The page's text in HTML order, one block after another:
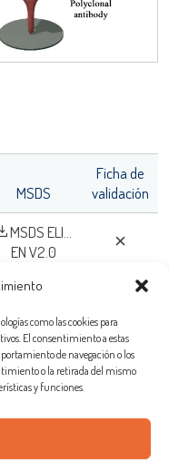
como las cookies para
El consentimiento a estas
de navegación o los
o la retirada del mismo
y funciones.
MSDS
Ficha de
validación
MSDS ELI...
EN V2.0
OK